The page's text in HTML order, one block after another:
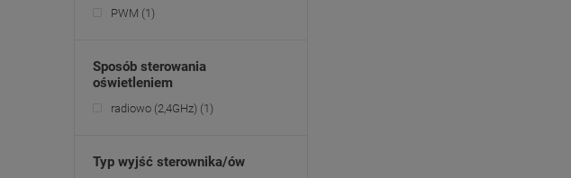
PWM (1)
Sposób sterowania
oświetleniem
radiowo (2,4GHz) (1)
Typ wyjść sterownika/ów